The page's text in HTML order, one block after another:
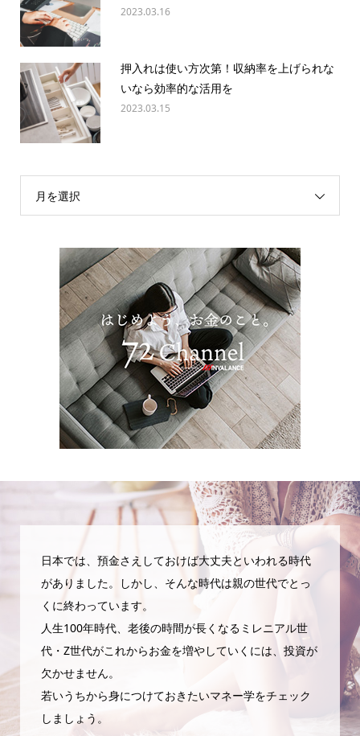
2023.03.16
押入れは使い方次第！収納率を上げられな
いなら効率的な活用を
2023.03.15
月を選択
日本では、預金さえしておけば大丈夫といわれる時代
がありました。しかし、そんな時代は親の世代でとっ
くに終わっています。
人生100年時代、老後の時間が長くなるミレニアル世
代・Z世代がこれからお金を増やしていくには、投資が
欠かせません。
若いうちから身につけておきたいマネー学をチェック
しましょう。